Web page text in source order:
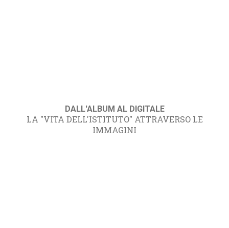
DALL'ALBUM AL DIGITALE
LA "VITA DELL'ISTITUTO" ATTRAVERSO LE
IMMAGINI